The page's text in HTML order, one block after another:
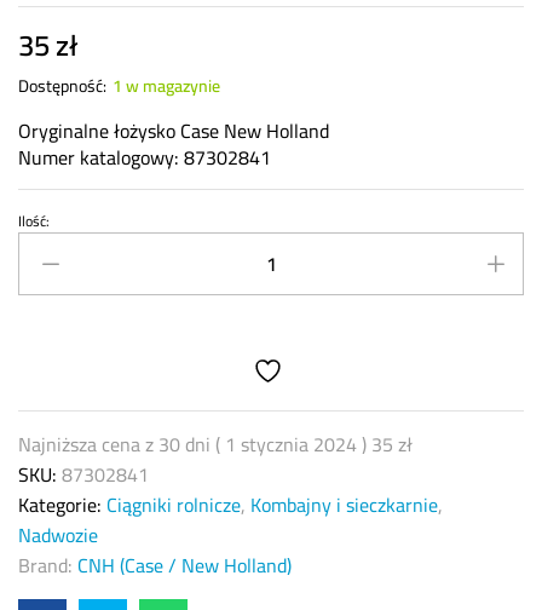
35zł
Dostępność: 1 w magazynie
Oryginalne łożysko Case New Holland
Numer katalogowy: 87302841
Łożysko
CNH
87302841
Ilość:
Najniższa cena z 30 dni ( 1 stycznia 2024)35zł
SKU:87302841
Kategorie: Ciągniki rolnicze, Kombajny i sieczkarnie,
Nadwozie
Brand: CNH (Case / New Holland)